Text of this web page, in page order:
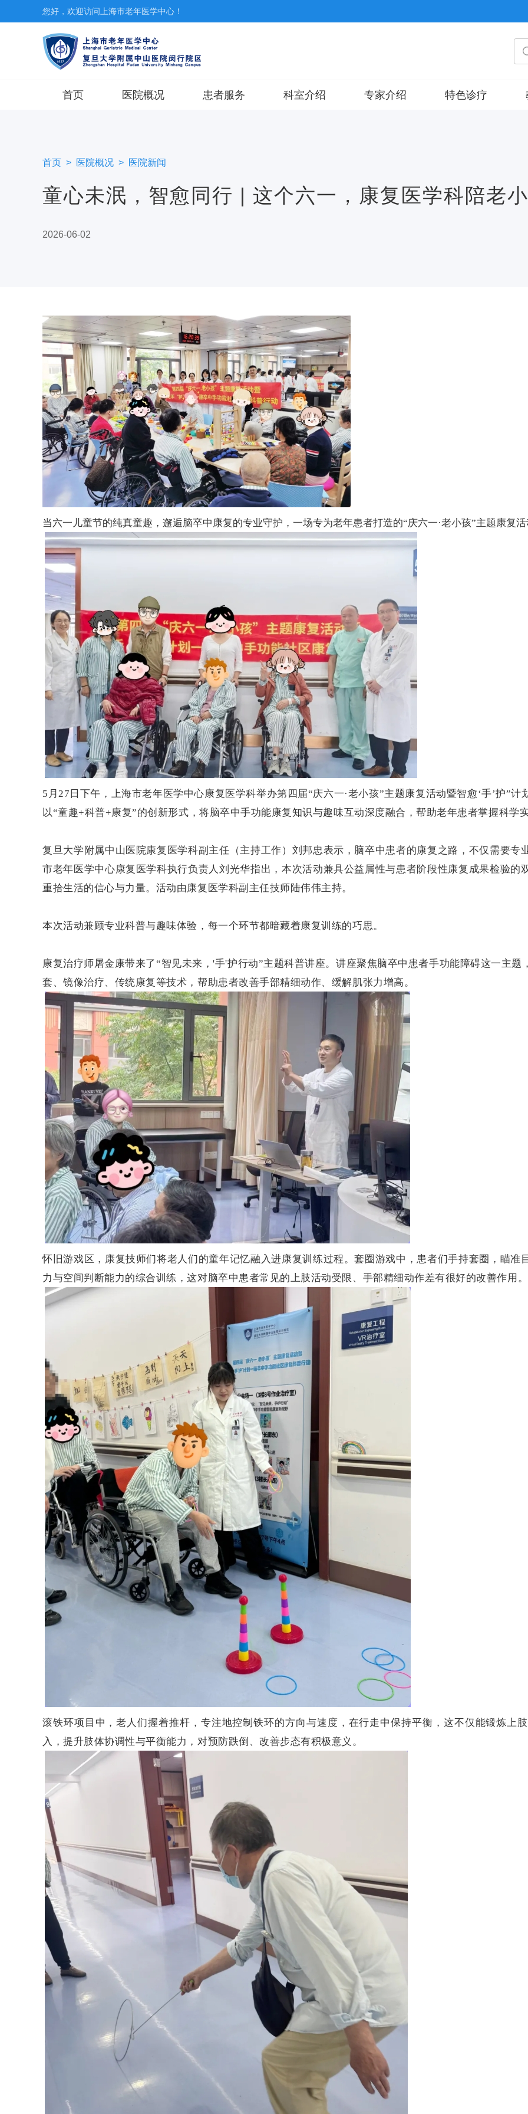
您好，欢迎访问上海市老年医学中心！
首页 医院概况
党群建设
患者服务
特色医疗
体检服务
健康教育
常见问题
科室介绍 专家介绍 特色诊疗
首页 > 医院概况 > 医院新闻
童心未泯，智愈同行 | 这个六一，康复医学科陪老
2026-06-02
当六一儿童节的纯真童趣，邂逅脑卒中康复的专业守护，一场专为老年患者打造的“庆六一·老小孩”主题康复
5月27日下午，上海市老年医学中心康复医学科举办第四届“庆六一·老小孩”主题康复活动暨智愈‘手’护”
以“童趣+科普+康复”的创新形式，将脑卒中手功能康复知识与趣味互动深度融合，帮助老年患者掌握科学
复旦大学附属中山医院康复医学科副主任（主持工作）刘邦忠表示，脑卒中患者的康复之路，不仅需要
市老年医学中心康复医学科执行负责人刘光华指出，本次活动兼具公益属性与患者阶段性康复成果检验的
重拾生活的信心与力量。活动由康复医学科副主任技师陆伟伟主持。
本次活动兼顾专业科普与趣味体验，每一个环节都暗藏着康复训练的巧思。
康复治疗师屠金康带来了“智见未来，'手'护行动”主题科普讲座。讲座聚焦脑卒中患者手功能障碍这一主
套、镜像治疗、传统康复等技术，帮助患者改善手部精细动作、缓解肌张力增高。
怀旧游戏区，康复技师们将老人们的童年记忆融入进康复训练过程。套圈游戏中，患者们手持套圈，瞄
力与空间判断能力的综合训练，这对脑卒中患者常见的上肢活动受限、手部精细动作差有很好的改善作用。
滚铁环项目中，老人们握着推杆，专注地控制铁环的方向与速度，在行走中保持平衡，这不仅能锻炼上
入，提升肢体协调性与平衡能力，对预防跌倒、改善步态有积极意义。